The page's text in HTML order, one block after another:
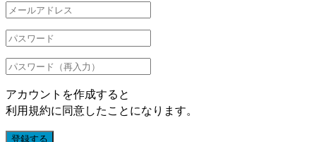
アカウントを作成すると
利用規約に同意したことになります。
登録する